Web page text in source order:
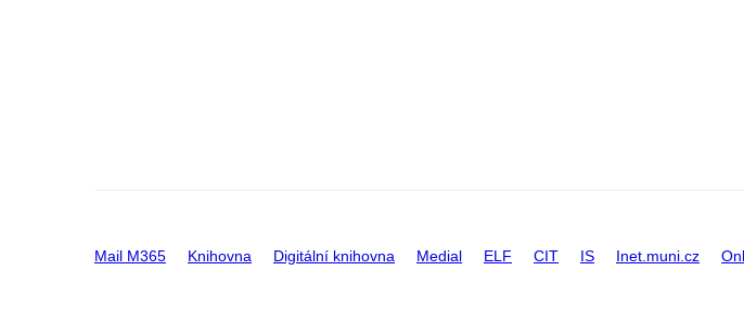
Mail M365 Knihovna Digitální knihovna Medial ELF CIT IS Inet.muni.cz